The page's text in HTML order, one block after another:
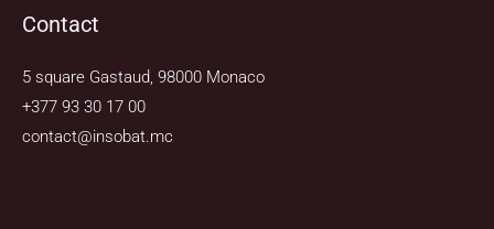
Contact
5 square Gastaud, 98000 Monaco
+377 93 30 17 00
contact@insobat.mc